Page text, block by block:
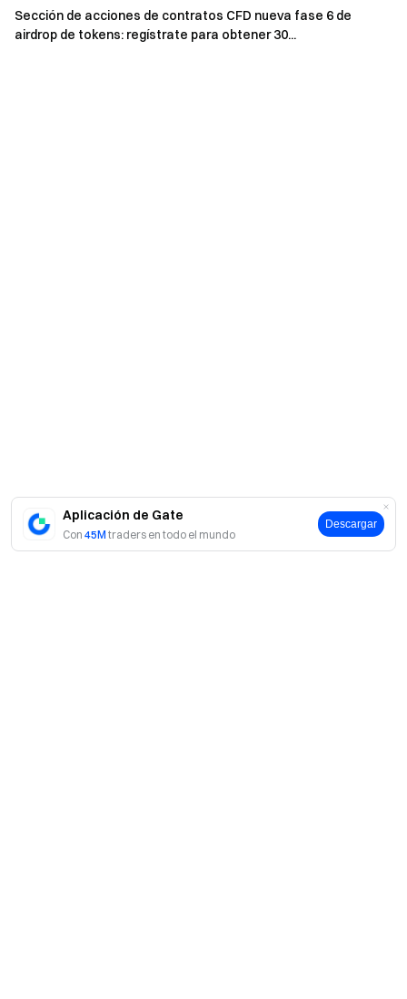
Aplicación de Gate
Con 45M traders en todo el mundo
Descargar
Sección de acciones de contratos CFD nueva fase 6 de
airdrop de tokens: regístrate para obtener 30...